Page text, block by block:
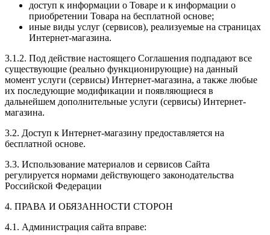
доступ к информации о Товаре и к информации о
приобретении Товара на бесплатной основе;
иные виды услуг (сервисов), реализуемые на страницах
Интернет-магазина.
3.1.2. Под действие настоящего Соглашения подпадают все
существующие (реально функционирующие) на данный
момент услуги (сервисы) Интернет-магазина, а также любые
их последующие модификации и появляющиеся в
дальнейшем дополнительные услуги (сервисы) Интернет-
магазина.
3.2. Доступ к Интернет-магазину предоставляется на
бесплатной основе.
3.3. Использование материалов и сервисов Сайта
регулируется нормами действующего законодательства
Российской Федерации
4. ПРАВА И ОБЯЗАННОСТИ СТОРОН
4.1. Администрация сайта вправе: